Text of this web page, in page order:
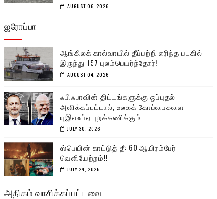
AUGUST 06, 2026
ஐரோப்பா
ஆங்கிலக் கால்வாயில் தீப்பற்றி எரிந்த படகில்
இருந்து 157 புலம்பெயர்ந்தோர்!
AUGUST 04, 2026
ஃபிஃபாவின் திட்டங்களுக்கு ஒப்புதல்
அளிக்கப்பட்டால், உலகக் கோப்பைகளை
யுஇஎஃப்ஏ புறக்கணிக்கும்
JULY 30, 2026
ஸ்பெயின் காட்டுத் தீ: 60 ஆயிரம்பேர்
வெளியேற்றம்!!
JULY 24, 2026
அதிகம் வாசிக்கப்பட்டவை